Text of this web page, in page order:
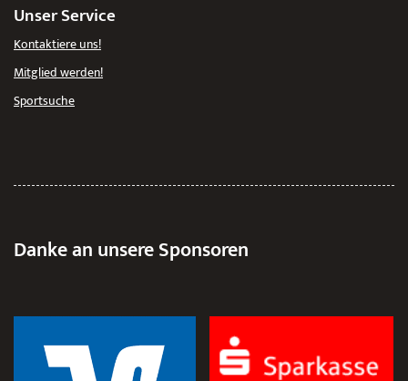
Unser Service
Kontaktiere uns!
Mitglied werden!
Sportsuche
Danke an unsere Sponsoren